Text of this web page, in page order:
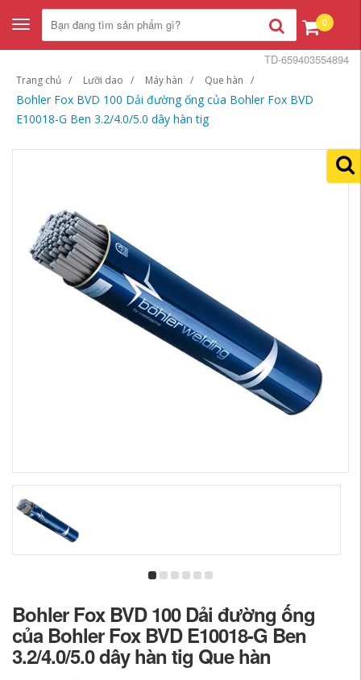
Toggle
navigation
0
Trang chủ Lưỡi dao Máy hàn Que hàn
Bohler Fox BVD 100 Dải đường ống của Bohler Fox BVD
E10018-G Ben 3.2/4.0/5.0 dây hàn tig
TD-659403554894
Bohler Fox BVD 100 Dải đường ống
của Bohler Fox BVD E10018-G Ben
3.2/4.0/5.0 dây hàn tig Que hàn